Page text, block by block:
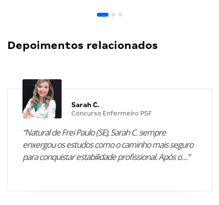
Depoimentos relacionados
Sarah C.
Concurso Enfermeiro PSF
“Natural de Frei Paulo (SE), Sarah C. sempre
enxergou os estudos como o caminho mais seguro
para conquistar estabilidade profissional. Após o…”